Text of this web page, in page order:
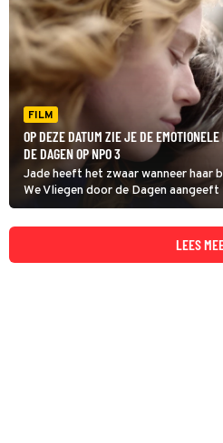
FILM
OP DEZE DATUM ZIE JE DE
DE DAGEN OP NPO 3
Jade heeft het zwaar wanneer haar
We Vliegen door de Dagen
euthanasieverzoek wordt
manier een waardige dood voor
LEES